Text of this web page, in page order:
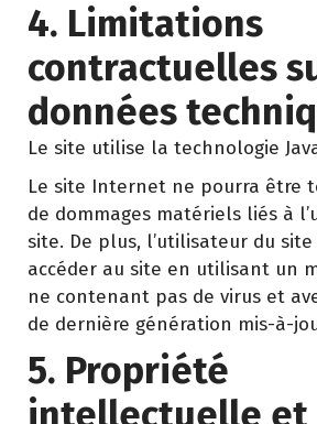
4. Limitations
contractuelles
données
Le site utilise la technologie
Le site Internet ne pourra être
de dommages matériels liés à
site. De plus, l’utilisateur du site
accéder au site en utilisant un
ne contenant pas de virus et
de dernière génération mis-à-
5. Propriété
intellectuelle et